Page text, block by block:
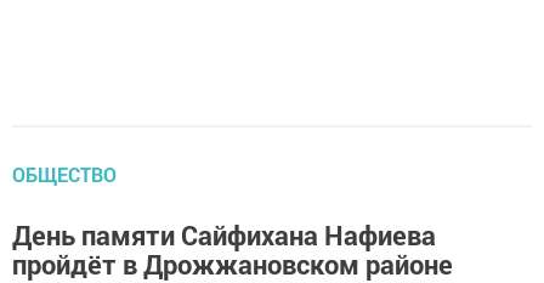
ОБЩЕСТВО
День памяти Сайфихана Нафиева
пройдёт в Дрожжановском районе